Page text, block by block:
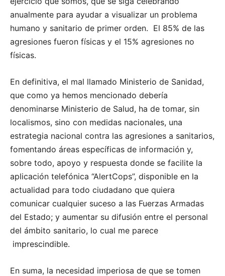
anualmente para ayudar a visualizar un problema
humano y sanitario de primer orden. El 85% de las
agresiones fueron físicas y el 15% agresiones no
físicas.
En definitiva, el mal llamado Ministerio de Sanidad,
que como ya hemos mencionado debería
denominarse Ministerio de Salud, ha de tomar, sin
localismos, sino con medidas nacionales, una
estrategia nacional contra las agresiones a sanitarios,
fomentando áreas específicas de información y,
sobre todo, apoyo y respuesta donde se facilite la
aplicación telefónica “AlertCops”, disponible en la
actualidad para todo ciudadano que quiera
comunicar cualquier suceso a las Fuerzas Armadas
del Estado; y aumentar su difusión entre el personal
del ámbito sanitario, lo cual me parece
imprescindible.
En suma, la necesidad imperiosa de que se tomen